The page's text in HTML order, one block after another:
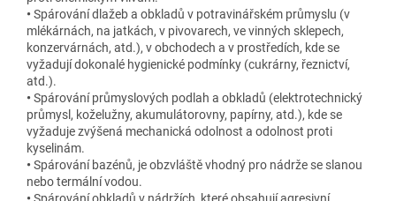
•Spárování dlažeb a obkladů v potravinářském průmyslu (v
mlékárnách, na jatkách, v pivovarech, ve vinných sklepech,
konzervárnách, atd.), v obchodech a v prostředích, kde se
vyžadují dokonalé hygienické podmínky (cukrárny, řeznictví,
atd.).
•Spárování průmyslových podlah a obkladů (elektrotechnický
průmysl, koželužny, akumulátorovny, papírny, atd.), kde se
vyžaduje zvýšená mechanická odolnost a odolnost proti
kyselinám.
•Spárování bazénů, je obzvláště vhodný pro nádrže se slanou
nebo termální vodou.